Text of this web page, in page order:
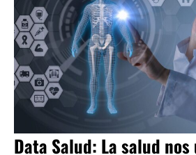
Data Salud: La salud nos